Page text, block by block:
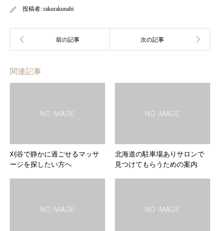
投稿者: rakurakunabi
関連記事
刈谷で静かに過ごせるマッサ
ージを探したい方へ
北海道の駐車場ありサロンで
見つけてもらうための案内